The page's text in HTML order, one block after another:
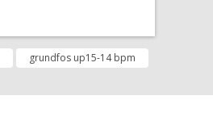
grundfos up15-14 bpm